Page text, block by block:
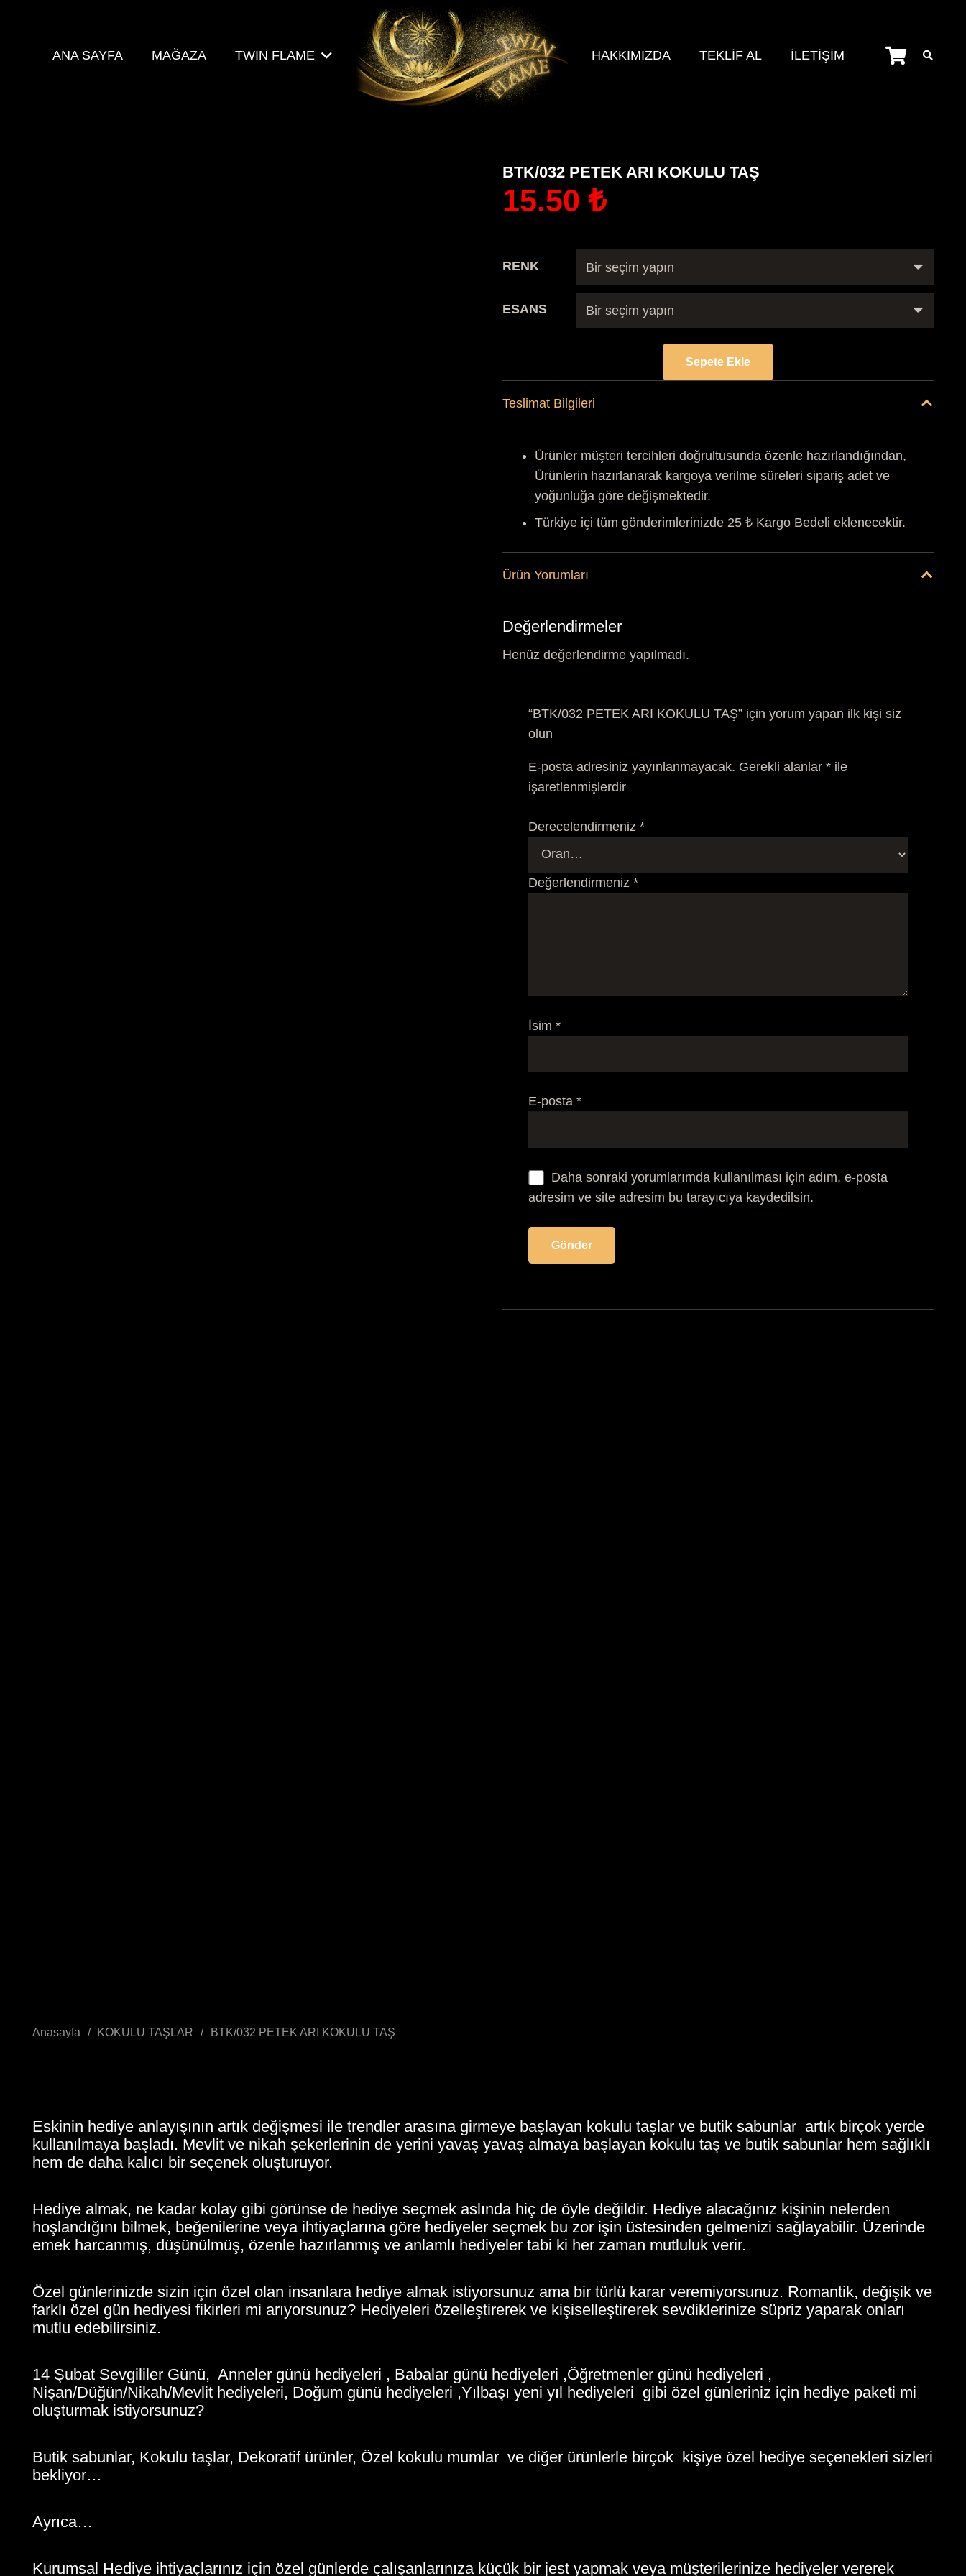
ANA SAYFA MAĞAZA TWIN FLAME HAKKIMIZDA TEKLİF AL İLETİŞİM
BTK/032 PETEK ARI KOKULU TAŞ
15.50 ₺
RENK
ESANS
BTK/032
TAŞ
adet
Sepete Ekle
Teslimat Bilgileri
Ürünler müşteri tercihleri doğrultusunda özenle hazırlandığından,
Ürünlerin hazırlanarak kargoya verilme süreleri sipariş adet ve
yoğunluğa göre değişmektedir.
Türkiye içi tüm gönderimlerinizde 25 ₺ Kargo Bedeli eklenecektir.
Ürün Yorumları
Değerlendirmeler
Henüz değerlendirme yapılmadı.
“BTK/032 PETEK ARI KOKULU TAŞ” için yorum yapan ilk kişi siz
olun
E-posta adresiniz yayınlanmayacak. Gerekli alanlar * ile
işaretlenmişlerdir
Derecelendirmeniz *
Değerlendirmeniz *
İsim *
E-posta *
Daha sonraki yorumlarımda kullanılması için adım, e-posta
adresim ve site adresim bu tarayıcıya kaydedilsin.
Anasayfa / KOKULU TAŞLAR / BTK/032 PETEK ARI KOKULU TAŞ
Eskinin hediye anlayışının artık değişmesi ile trendler arasına girmeye başlayan kokulu taşlar ve butik sabunlar artık birçok yerde
kullanılmaya başladı. Mevlit ve nikah şekerlerinin de yerini yavaş yavaş almaya başlayan kokulu taş ve butik sabunlar hem sağlıklı
hem de daha kalıcı bir seçenek oluşturuyor.
Hediye almak, ne kadar kolay gibi görünse de hediye seçmek aslında hiç de öyle değildir. Hediye alacağınız kişinin nelerden
hoşlandığını bilmek, beğenilerine veya ihtiyaçlarına göre hediyeler seçmek bu zor işin üstesinden gelmenizi sağlayabilir. Üzerinde
emek harcanmış, düşünülmüş, özenle hazırlanmış ve anlamlı hediyeler tabi ki her zaman mutluluk verir.
Özel günlerinizde sizin için özel olan insanlara hediye almak istiyorsunuz ama bir türlü karar veremiyorsunuz. Romantik, değişik ve
farklı özel gün hediyesi fikirleri mi arıyorsunuz? Hediyeleri özelleştirerek ve kişiselleştirerek sevdiklerinize süpriz yaparak onları
mutlu edebilirsiniz.
14 Şubat Sevgililer Günü, Anneler günü hediyeleri , Babalar günü hediyeleri ,Öğretmenler günü hediyeleri ,
Nişan/Düğün/Nikah/Mevlit hediyeleri, Doğum günü hediyeleri ,Yılbaşı yeni yıl hediyeleri gibi özel günleriniz için hediye paketi mi
oluşturmak istiyorsunuz?
Butik sabunlar, Kokulu taşlar, Dekoratif ürünler, Özel kokulu mumlar ve diğer ürünlerle birçok kişiye özel hediye seçenekleri sizleri
bekliyor…
Ayrıca…
Kurumsal Hediye ihtiyaçlarınız için özel günlerde çalışanlarınıza küçük bir jest yapmak veya müşterilerinize hediyeler vererek